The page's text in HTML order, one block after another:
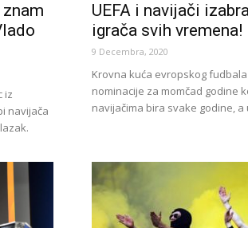
iz
navijača
UEFA i navijači
igrača svih vremena!
9 Decembra, 2020
Krovna kuća evropskog
nominacije za momčad godine
navijačima bira svake godine, a